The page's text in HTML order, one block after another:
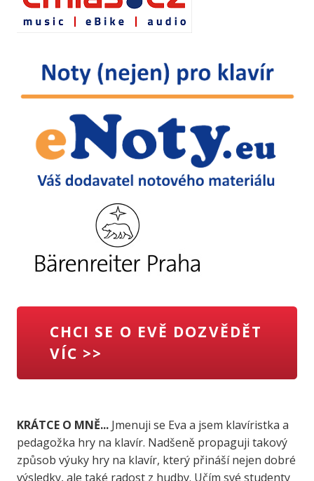
CHCI SE O EVĚ DOZVĚDĚT
VÍC >>
KRÁTCE O MNĚ...Jmenuji se Eva a jsem klavíristka a
pedagožka hry na klavír. Nadšeně propaguji takový
způsob výuky hry na klavír, který přináší nejen dobré
výsledky, ale také radost z hudby. Učím své studenty